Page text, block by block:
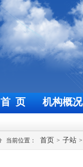
首 页 机构概况
当前位置： 首页 > 子站 >